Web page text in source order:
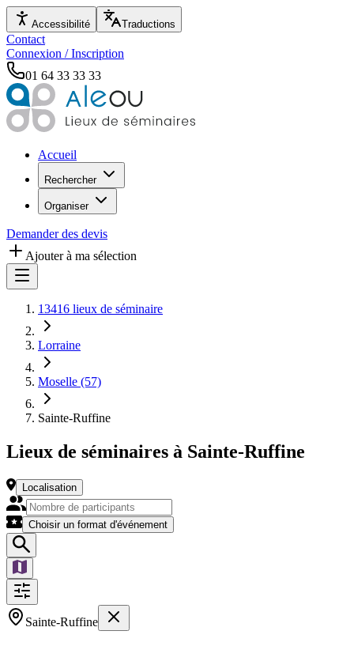
Accessibilité Traductions
Contact
Connexion / Inscription
01 64 33 33 33
Accueil
Rechercher
Organiser
Demander des devis
Ajouter à ma sélection
13416 lieux de séminaire
Lorraine
Moselle (57)
Sainte-Ruffine
Lieux de séminaires à Sainte-Ruffine
Localisation
Choisir un format d'événement
Sainte-Ruffine